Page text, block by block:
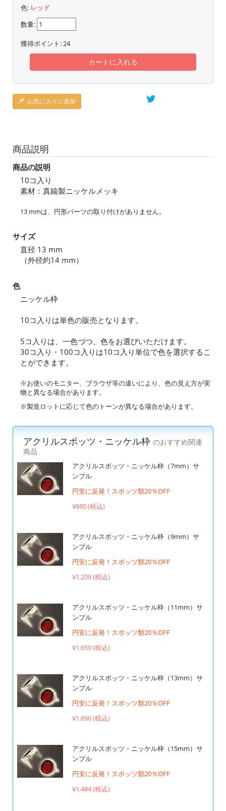
色: レッド
数量:
獲得ポイント:24
カートに入れる
お気に入りに追加
商品説明
商品の説明
10コ入り
素材：真鍮製ニッケルメッキ
13 mmは、円形パーツの取り付けがありません。
サイズ
直径 13 mm
（外径約14 mm）
色
ニッケル枠
10コ入りは単色の販売となります。
5コ入りは、一色づつ、色をお選びいただけます。
30コ入り・100コ入りは10コ入り単位で色を選択するこ
とができます。
※お使いのモニター、ブラウザ等の違いにより、色の見え方が実
物と異なる場合があります。
※製造ロットに応じて色のトーンが異なる場合があります。
アクリルスポッツ・ニッケル枠 のおすすめ関連
商品
アクリルスポッツ・ニッケル枠（7mm）サ
ンプル
円安に反発！スポッツ類20％OFF
¥880 (税込)
アクリルスポッツ・ニッケル枠（9mm）サ
ンプル
円安に反発！スポッツ類20％OFF
¥1,209 (税込)
アクリルスポッツ・ニッケル枠（11mm）サ
ンプル
円安に反発！スポッツ類20％OFF
¥1,659 (税込)
アクリルスポッツ・ニッケル枠（13mm）サ
ンプル
円安に反発！スポッツ類20％OFF
¥1,896 (税込)
アクリルスポッツ・ニッケル枠（15mm）サ
ンプル
円安に反発！スポッツ類20％OFF
¥1,484 (税込)